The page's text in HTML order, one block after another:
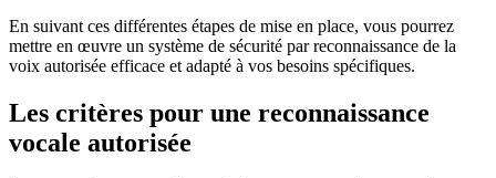
En suivant ces différentes étapes de mise en place, vous pourrez
mettre en œuvre un système de sécurité par reconnaissance de la
voix autorisée efficace et adapté à vos besoins spécifiques.
Les critères pour une reconnaissance
vocale autorisée